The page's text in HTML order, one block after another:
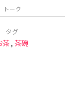
トーク
タグ
茶,茶碗